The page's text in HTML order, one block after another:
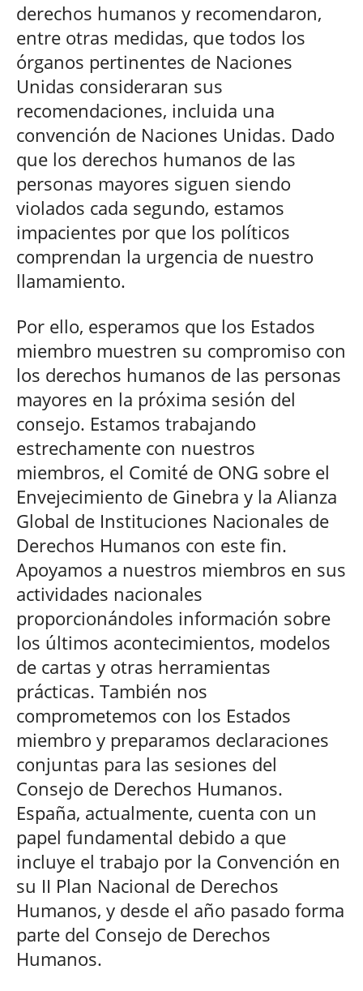
derechos humanos y recomendaron,
entre otras medidas, que todos los
órganos pertinentes de Naciones
Unidas consideraran sus
recomendaciones, incluida una
convención de Naciones Unidas. Dado
que los derechos humanos de las
personas mayores siguen siendo
violados cada segundo, estamos
impacientes por que los políticos
comprendan la urgencia de nuestro
llamamiento.
Por ello, esperamos que los Estados
miembro muestren su compromiso con
los derechos humanos de las personas
mayores en la próxima sesión del
consejo. Estamos trabajando
estrechamente con nuestros
miembros, el Comité de ONG sobre el
Envejecimiento de Ginebra y la Alianza
Global de Instituciones Nacionales de
Derechos Humanos con este fin.
Apoyamos a nuestros miembros en sus
actividades nacionales
proporcionándoles información sobre
los últimos acontecimientos, modelos
de cartas y otras herramientas
prácticas. También nos
comprometemos con los Estados
miembro y preparamos declaraciones
conjuntas para las sesiones del
Consejo de Derechos Humanos.
España, actualmente, cuenta con un
papel fundamental debido a que
incluye el trabajo por la Convención en
su II Plan Nacional de Derechos
Humanos, y desde el año pasado forma
parte del Consejo de Derechos
Humanos.